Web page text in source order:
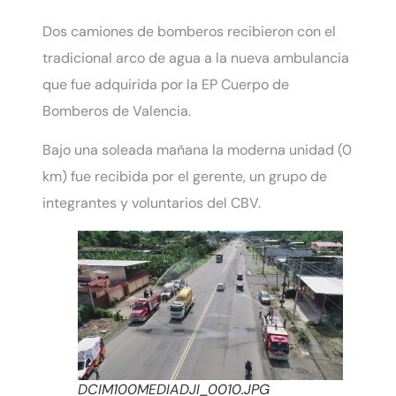
Dos camiones de bomberos recibieron con el
tradicional arco de agua a la nueva ambulancia
que fue adquirida por la EP Cuerpo de
Bomberos de Valencia.
Bajo una soleada mañana la moderna unidad (0
km) fue recibida por el gerente, un grupo de
integrantes y voluntarios del CBV.
DCIM100MEDIADJI_0010.JPG